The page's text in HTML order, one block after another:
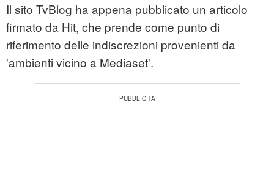
Il sito TvBlog ha appena pubblicato un articolo
firmato da Hit, che prende come punto di
riferimento delle indiscrezioni provenienti da
'ambienti vicino a Mediaset'.